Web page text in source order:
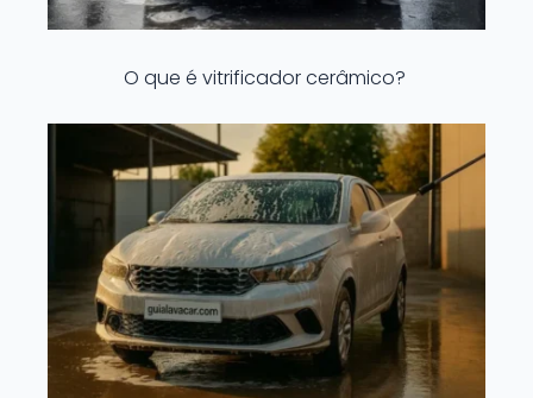
O que é vitrificador cerâmico?